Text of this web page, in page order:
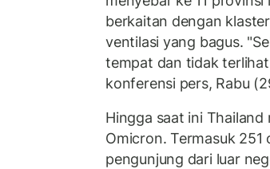
berkaitan dengan
ventilasi yang bagus.
tempat dan tidak
konferensi pers, Rabu
Hingga saat ini
Omicron. Termasuk
pengunjung dari luar